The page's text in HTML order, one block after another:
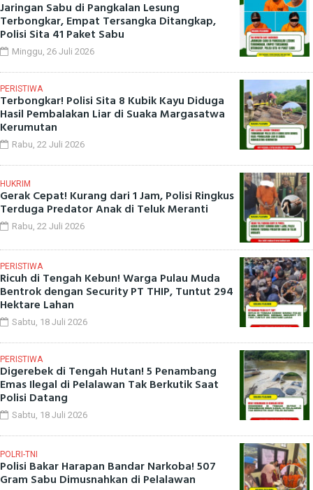
Jaringan Sabu di Pangkalan Lesung
Terbongkar, Empat Tersangka Ditangkap,
Polisi Sita 41 Paket Sabu
Minggu, 26 Juli 2026
PERISTIWA
Terbongkar! Polisi Sita 8 Kubik Kayu Diduga
Hasil Pembalakan Liar di Suaka Margasatwa
Kerumutan
Rabu, 22 Juli 2026
HUKRIM
Gerak Cepat! Kurang dari 1 Jam, Polisi Ringkus
Terduga Predator Anak di Teluk Meranti
Rabu, 22 Juli 2026
PERISTIWA
Ricuh di Tengah Kebun! Warga Pulau Muda
Bentrok dengan Security PT THIP, Tuntut 294
Hektare Lahan
Sabtu, 18 Juli 2026
PERISTIWA
Digerebek di Tengah Hutan! 5 Penambang
Emas Ilegal di Pelalawan Tak Berkutik Saat
Polisi Datang
Sabtu, 18 Juli 2026
POLRI-TNI
Polisi Bakar Harapan Bandar Narkoba! 507
Gram Sabu Dimusnahkan di Pelalawan